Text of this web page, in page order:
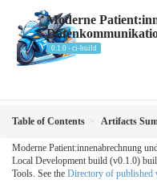
Moderne
0.1.0 - ci-build
Table of Contents Artifacts
Moderne Patient:innenabrechnung
Local Development build (v0.1.0)
Tools. See the Directory of published